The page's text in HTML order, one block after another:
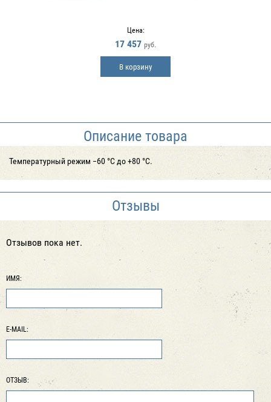
Цена:
17 457 руб.
В корзину
Описание товара
Температурный режим −60 °С до +80 °С.
Отзывы
Отзывов пока нет.
ИМЯ:
E-MAIL:
ОТЗЫВ: